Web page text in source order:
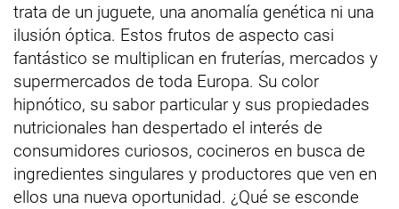
trata de un juguete, una anomalía genética ni una
ilusión óptica. Estos frutos de aspecto casi
fantástico se multiplican en fruterías, mercados y
supermercados de toda Europa. Su color
hipnótico, su sabor particular y sus propiedades
nutricionales han despertado el interés de
consumidores curiosos, cocineros en busca de
ingredientes singulares y productores que ven en
ellos una nueva oportunidad. ¿Qué se esconde